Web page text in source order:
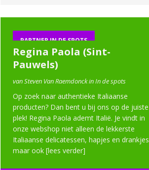
PARTNER IN DE SPOTS
Regina Paola (Sint-
Pauwels)
van Steven Van Raemdonck in In de spots
Op zoek naar authentieke Italiaanse
producten? Dan bent u bij ons op de juiste
plek! Regina Paola ademt Italië. Je vindt in
onze webshop niet alleen de lekkerste
Italiaanse delicatessen, hapjes en drankjes
maar ook [lees verder]